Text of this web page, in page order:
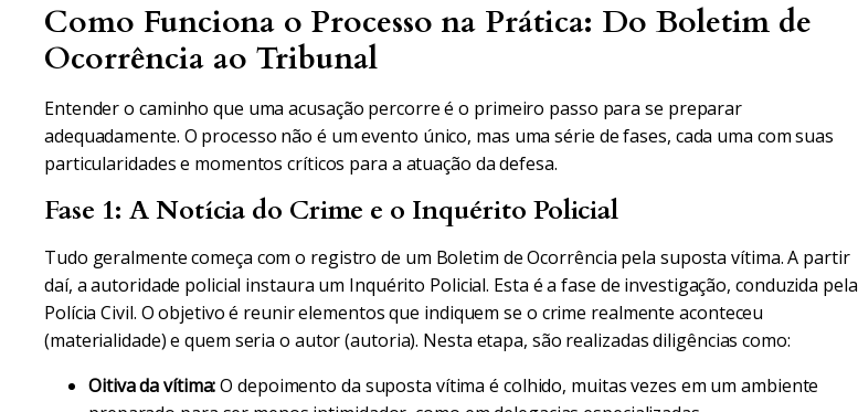
Como Funciona o Processo na Prática: Do Boletim de
Ocorrência ao Tribunal
Entender o caminho que uma acusação percorre é o primeiro passo para se preparar
adequadamente. O processo não é um evento único, mas uma série de fases, cada uma com suas
particularidades e momentos críticos para a atuação da defesa.
Fase 1: A Notícia do Crime e o Inquérito Policial
Tudo geralmente começa com o registro de um Boletim de Ocorrência pela suposta vítima. A partir
daí, a autoridade policial instaura um Inquérito Policial. Esta é a fase de investigação, conduzida pela
Polícia Civil. O objetivo é reunir elementos que indiquem se o crime realmente aconteceu
(materialidade) e quem seria o autor (autoria). Nesta etapa, são realizadas diligências como:
Oitiva da vítima:O depoimento da suposta vítima é colhido, muitas vezes em um ambiente